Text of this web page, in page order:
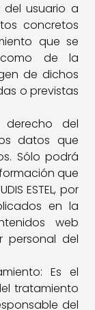
del usuario a
concretos
que se
de la
de dichos
o previstas
derecho del
datos que
Sólo podrá
que
ESTEL, por
en la
web
personal del
Es el
tratamiento
del